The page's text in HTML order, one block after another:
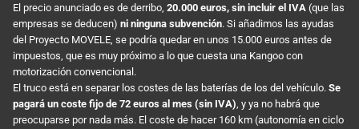
El precio anunciado es de derribo, 20.000 euros, sin incluir el IVA (que las
empresas se deducen) ni ninguna subvención. Si añadimos las ayudas
del Proyecto MOVELE, se podría quedar en unos 15.000 euros antes de
impuestos, que es muy próximo a lo que cuesta una Kangoo con
motorización convencional.
El truco está en separar los costes de las baterías de los del vehículo. Se
pagará un coste fijo de 72 euros al mes (sin IVA), y ya no habrá que
preocuparse por nada más. El coste de hacer 160 km (autonomía en ciclo